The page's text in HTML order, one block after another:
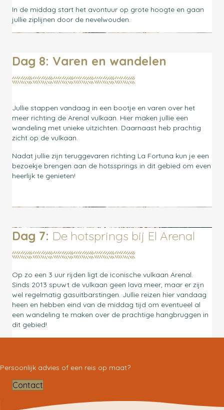
In de middag start het avontuur op grote hoogte en gaan
jullie ziplijnen door de nevelwouden.
Dag 8: Varen en wandelen
Jullie stappen vandaag in een bootje en varen over het
meer richting de Arenal vulkaan. Hier maken jullie een
wandeling met unieke uitzichten. Daarnaast heb prachtig
zicht op de vulkaan.
Nadat jullie zijn teruggevaren richting La Fortuna kun je een
bezoekje brengen aan de hotssprings in dit gebied om even
heerlijk te genieten!
Dag 7: De hotsprings bij El Arenal
Op zo een 3 uur rijden ligt de iconische vulkaan Arenal.
Sinds 2013 spuwt de vulkaan geen lava meer, maar er zijn
wel regelmatig gasuitbarstingen. Jullie reizen hier vandaag
heen en hebben eind van de middag tijd om eventueel al
een wandeling te maken over de prachtige hangbruggen in
dit gebied!
Persoonlijk advies of een reis op maat?
Contact